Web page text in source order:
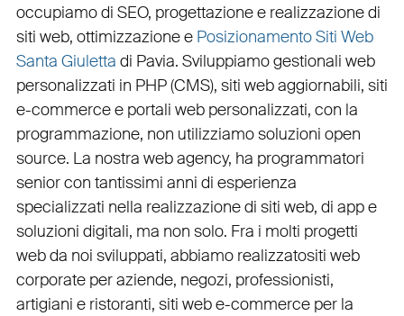
occupiamo di SEO, progettazione e realizzazione di
siti web, ottimizzazionee Posizionamento Siti Web
Santa Giuletta di Pavia. Sviluppiamogestionali web
personalizzati in PHP(CMS), siti web aggiornabili, siti
e-commercee portali web personalizzati, con la
programmazione, non utilizziamo soluzioni open
source. La nostra web agency, ha programmatori
senior con tantissimi anni di esperienza
specializzati nella realizzazione di siti web, di app e
soluzioni digitali, ma non solo. Fra i molti progetti
web da noi sviluppati, abbiamo realizzatositi web
corporateperaziende, negozi, professionisti,
artigiani e ristoranti, siti web e-commerceper la